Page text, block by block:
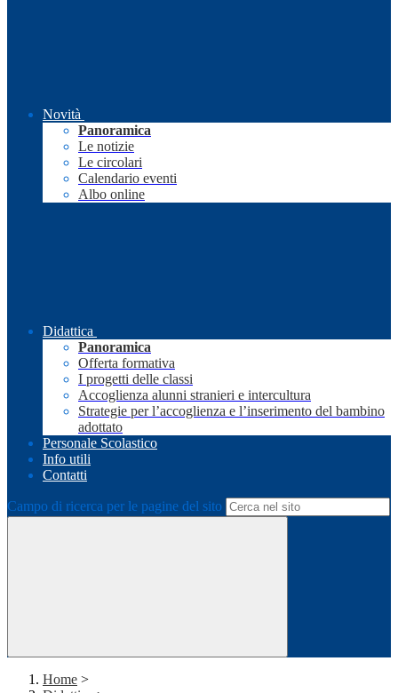
Novità
Panoramica
Le notizie
Le circolari
Calendario eventi
Albo online
Didattica
Panoramica
Offerta formativa
I progetti delle classi
Accoglienza alunni stranieri e intercultura
Strategie per l’accoglienza e l’inserimento del bambino
adottato
Personale Scolastico
Info utili
Contatti
Campo di ricerca per le pagine del sito
Home >